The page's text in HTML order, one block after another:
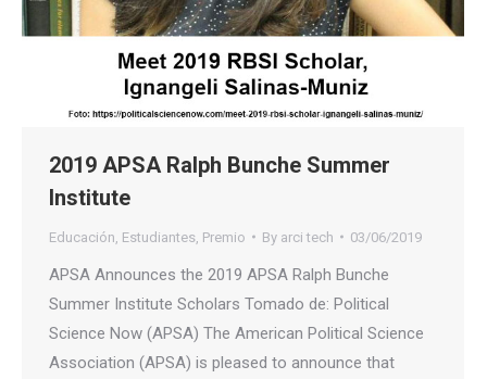
2019 APSA Ralph Bunche Summer
Institute
Educación Estudiantes Premio By arci tech 03/06/2019
APSA Announces the 2019 APSA Ralph Bunche
Summer Institute Scholars Tomado de: Political
Science Now (APSA) The American Political Science
Association (APSA) is pleased to announce that